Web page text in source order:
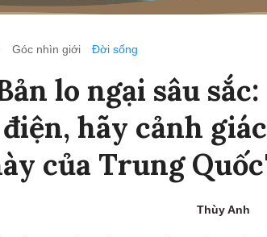
Góc nhìn giới Đời sống
lo ngại sâu
hãy cảnh
của Trung
Thùy Anh